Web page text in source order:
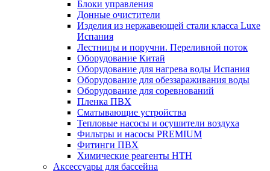
Блоки управления
Донные очистители
Изделия из нержавеющей стали класса Luxe
Испания
Лестницы и поручни. Переливной поток
Оборудование Китай
Оборудование для нагрева воды Испания
Оборудование для обеззараживания воды
Оборудование для соревнований
Пленка ПВХ
Сматывающие устройства
Тепловые насосы и осушители воздуха
Фильтры и насосы PREMIUM
Фитинги ПВХ
Химические реагенты HTH
Аксессуары для бассейна